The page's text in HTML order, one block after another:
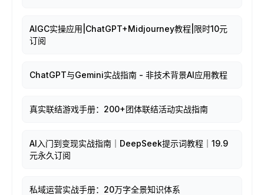
AIGC实操应用|ChatGPT+Midjourney教程|限时10元
订阅
ChatGPT与Gemini实战指南 - 非技术背景AI应用教程
真实联结游戏手册：200+团体联结活动实战指南
AI入门到变现实战指南｜DeepSeek提示词教程｜19.9
元永久订阅
私域运营实战手册：20万字全景知识体系